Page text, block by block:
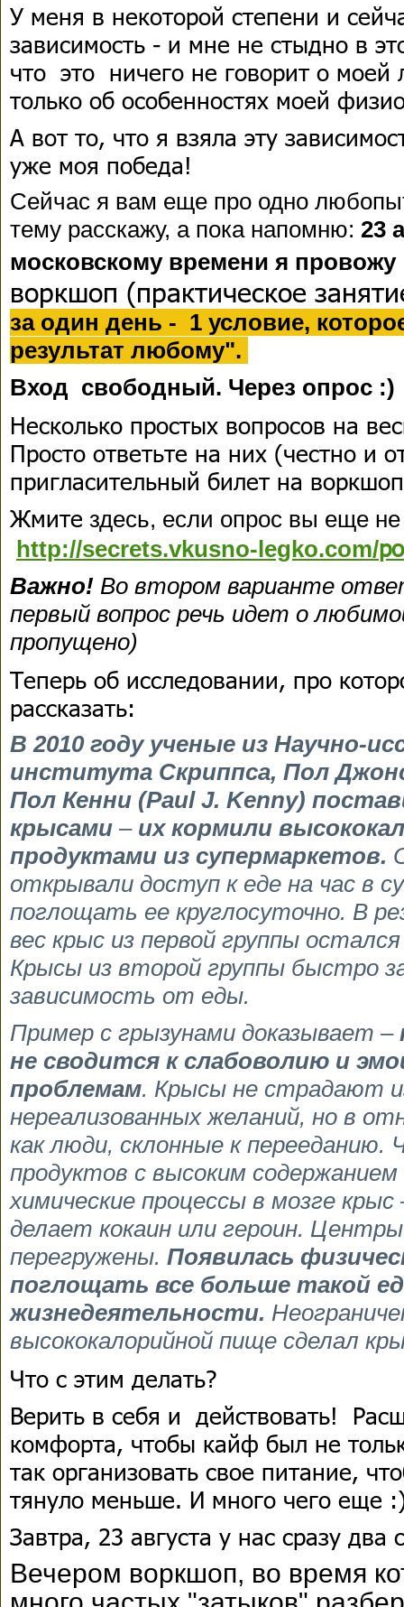
У меня в некоторой степени и
зависимость - и мне не стыдно в
что это ничего не говорит о моей
только об особенностях моей
А вот то, что я взяла эту
уже моя победа!
Сейчас я вам еще про одно
тему расскажу, а пока напомню: 23
московскому времени я провожу
воркшоп (практическое
за один день - 1 условие,
результат любому".
Вход свободный. Через опрос :)
Несколько простых вопросов на
Просто ответьте на них (честно и
пригласительный билет на
Жмите здесь, если опрос вы еще
http://secrets.vkusno-legko.com/
Важно! Во втором варианте
первый вопрос речь идет о
пропущено)
Теперь об исследовании, про
рассказать:
В 2010 году ученые из Научно-
института Скриппса, Пол
Пол Кенни (Paul J. Kenny)
крысами – их кормили
продуктами из супермаркетов.
открывали доступ к еде на час в
поглощать ее круглосуточно. В
вес крыс из первой группы
Крысы из второй группы быстро
зависимость от еды.
Пример с грызунами доказывает –
не сводится к слабоволию и
проблемам. Крысы не страдают
нереализованных желаний, но в
как люди, склонные к перееданию.
продуктов с высоким
химические процессы в мозге
делает кокаин или героин.
перегружены. Появилась
поглощать все больше такой
жизнедеятельности.
высококалорийной пище сделал
Что с этим делать?
Верить в себя и действовать!
комфорта, чтобы кайф был не
так организовать свое питание,
тянуло меньше. И много чего еще
Завтра, 23 августа у нас сразу два
Вечером воркшоп, во время